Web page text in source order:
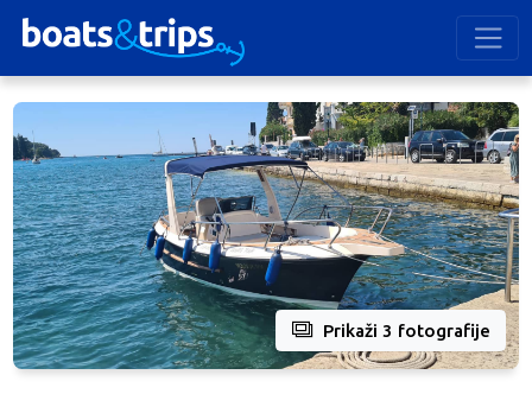
Prikaži 3 fotografije